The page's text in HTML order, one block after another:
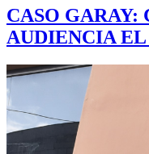
CASO GARAY:
AUDIENCIA